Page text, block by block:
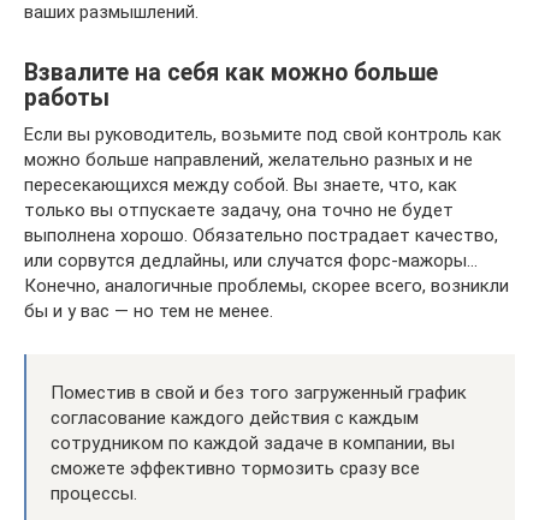
ваших размышлений.
Взвалите на себя как можно больше
работы
Если вы руководитель, возьмите под свой контроль как
можно больше направлений, желательно разных и не
пересекающихся между собой. Вы знаете, что, как
только вы отпускаете задачу, она точно не будет
выполнена хорошо. Обязательно пострадает качество,
или сорвутся дедлайны, или случатся форс‑мажоры…
Конечно, аналогичные проблемы, скорее всего, возникли
бы и у вас — но тем не менее.
Поместив в свой и без того загруженный график
согласование каждого действия с каждым
сотрудником по каждой задаче в компании, вы
сможете эффективно тормозить сразу все
процессы.